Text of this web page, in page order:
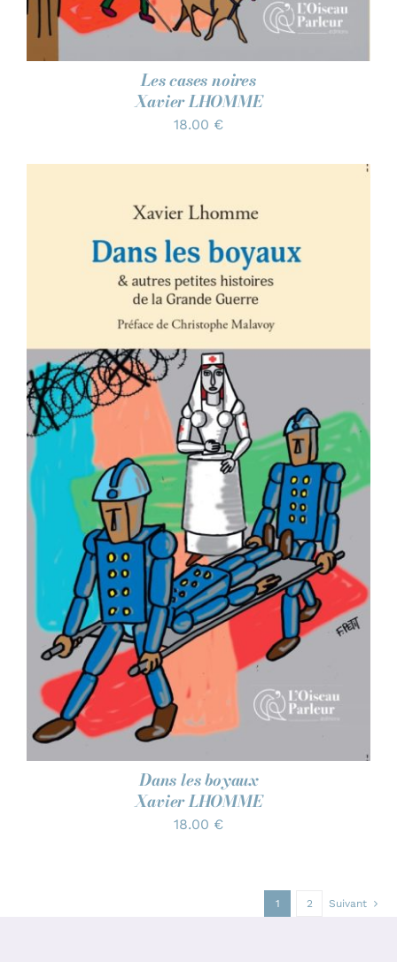
Les cases noires
Xavier LHOMME
18.00 €
AJOUTER AU PANIER
/
DÉTAILS
Dans les boyaux
Xavier LHOMME
18.00 €
1 2 Suivant